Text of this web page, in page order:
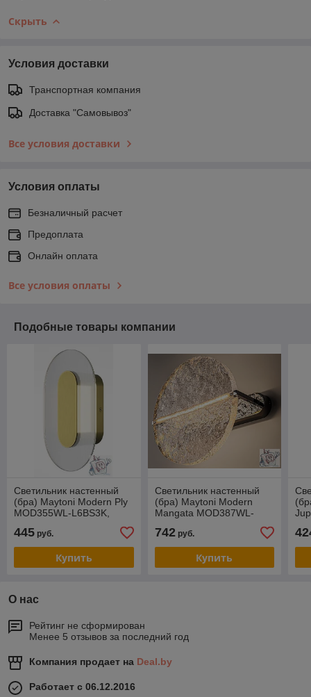
Скрыть
Условия доставки
Транспортная компания
Доставка "Самовывоз"
Все условия доставки
Условия оплаты
Безналичный расчет
Предоплата
Онлайн оплата
Все условия оплаты
Подобные товары компании
Светильник настенный
(бра) Maytoni Modern Ply
MOD355WL-L6BS3K,
IP20, латунь, прозрачный
445 руб.
Купить
Светильник настенный
(бра) Maytoni Modern
Mangata MOD387WL-
прозрачный
742руб.
Купить
О нас
Рейтинг не сформирован
Менее 5 отзывов за последний год
Компания продает на Deal.by
Работает с 06.12.2016